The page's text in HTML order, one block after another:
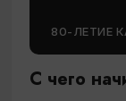
80-ЛЕТИЕ
С чего